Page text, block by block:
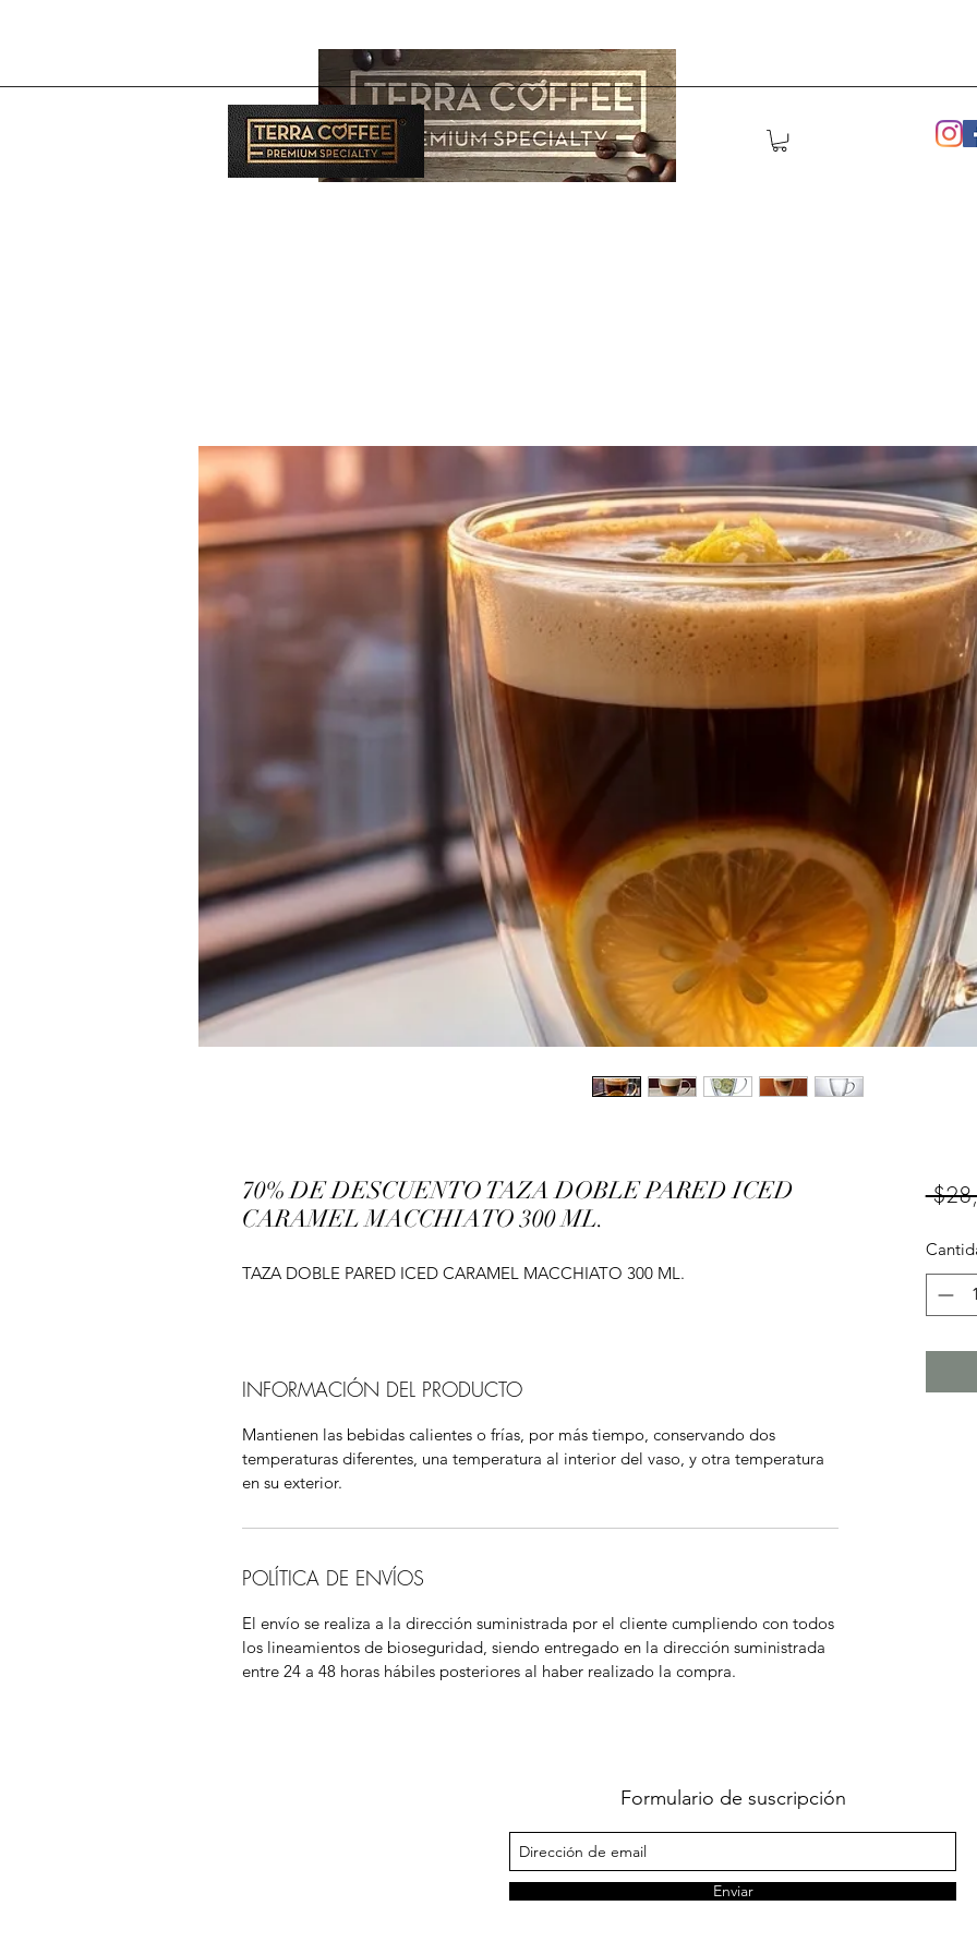
70% DE DESCUENTO TAZA DOBLE PARED ICED
CARAMEL MACCHIATO 300 ML.
TAZA DOBLE PARED ICED CARAMEL MACCHIATO 300 ML.
INFORMACIÓN DEL PRODUCTO
Mantienen las bebidas calientes o frías, por más tiempo, conservando dos
temperaturas diferentes, una temperatura al interior del vaso, y otra temperatura
en su exterior.
POLÍTICA DE ENVÍOS
El envío se realiza a la dirección suministrada por el cliente cumpliendo con todos
los lineamientos de bioseguridad, siendo entregado en la dirección suministrada
entre 24 a 48 horas hábiles posteriores al haber realizado la compra.
Formulario de suscripción
Enviar